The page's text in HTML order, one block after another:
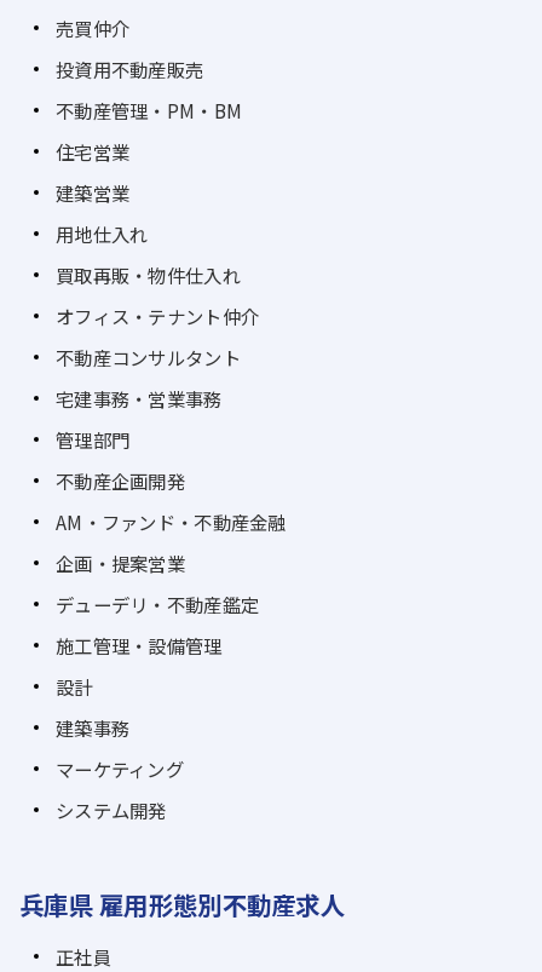
売買仲介
投資用不動産販売
不動産管理・PM・BM
住宅営業
建築営業
用地仕入れ
買取再販・物件仕入れ
オフィス・テナント仲介
不動産コンサルタント
宅建事務・営業事務
管理部門
不動産企画開発
AM・ファンド・不動産金融
企画・提案営業
デューデリ・不動産鑑定
施工管理・設備管理
設計
建築事務
マーケティング
システム開発
兵庫県 雇用形態別不動産求人
正社員